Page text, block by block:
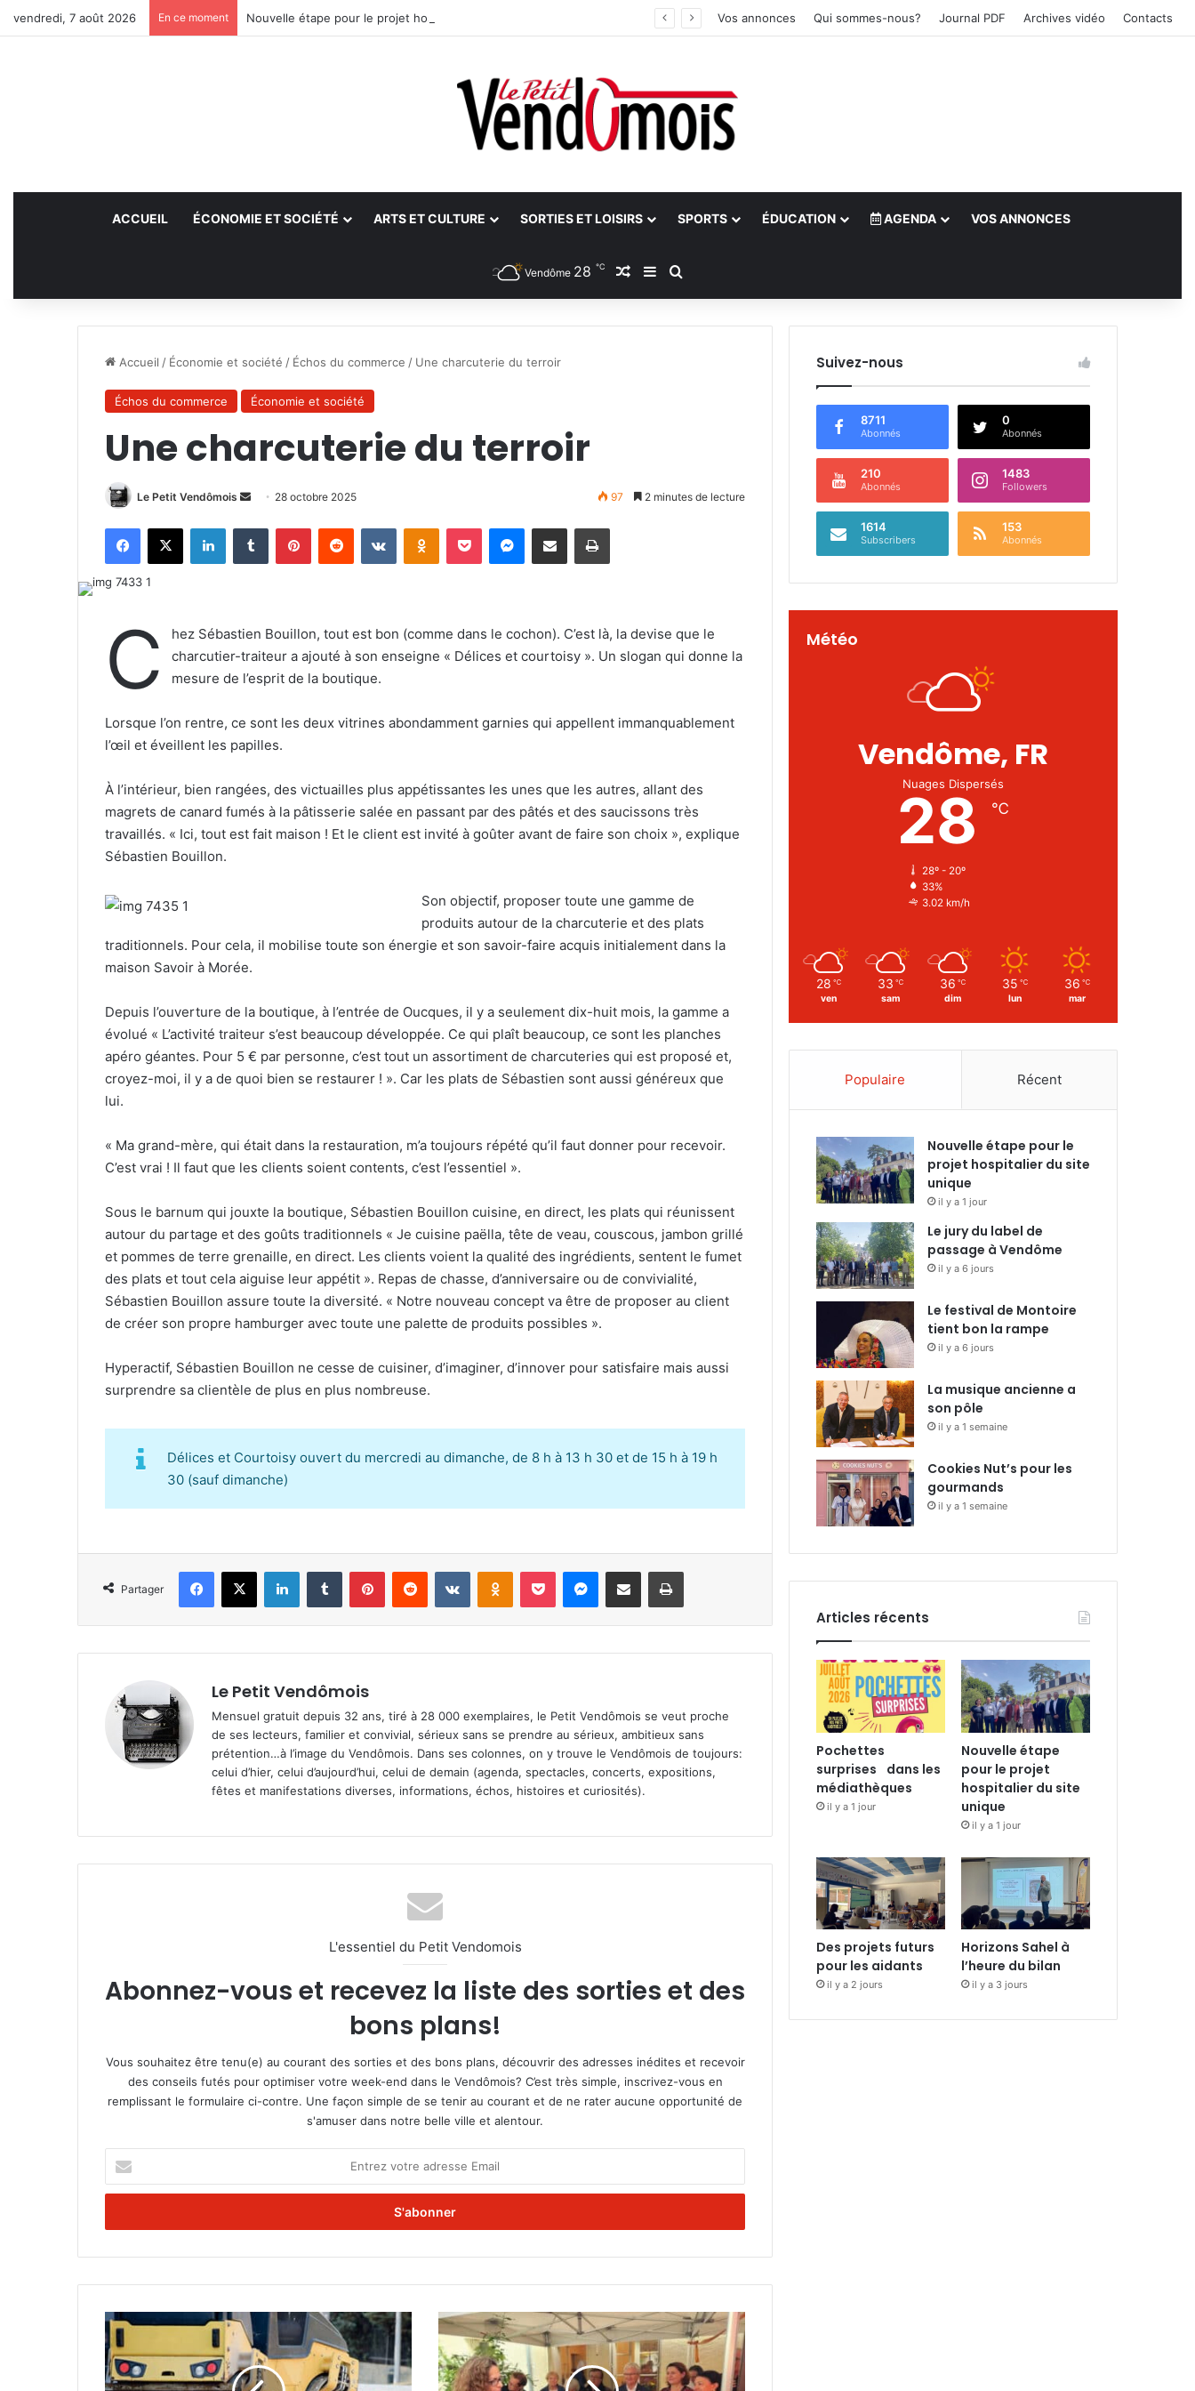
vendredi, 7 août 2026 En ce moment Nouvelle étape pour le projet hospitalier du site unique Vos annonces Qui sommes-nous? Journal PDF Archives vidéo Contacts
ACCUEIL ÉCONOMIE ET SOCIÉTÉ ARTS ET CULTURE SORTIES ET LOISIRS SPORTS ÉDUCATION AGENDA VOS ANNONCES
Vendôme 28 ℃ Article Aléatoire
Sidebar (barre latérale)
Accueil / Économie et société / Échos du commerce / Une charcuterie du terroir
Échos du commerce Économie et société
Une charcuterie du terroir
Le Petit Vendômois
v
o
u
r
i
e
28 octobre 2025 97 2 minutes de lecture
C
hez Sébastien Bouillon, tout est bon (comme dans le cochon). C’est là, la devise que le
charcutier-traiteur a ajouté à son enseigne « Délices et courtoisy ». Un slogan qui donne la
mesure de l’esprit de la boutique.
Lorsque l’on rentre, ce sont les deux vitrines abondamment garnies qui appellent immanquablement
l’œil et éveillent les papilles.
À l’intérieur, bien rangées, des victuailles plus appétissantes les unes que les autres, allant des
magrets de canard fumés à la pâtisserie salée en passant par des pâtés et des saucissons très
travaillés. « Ici, tout est fait maison ! Et le client est invité à goûter avant de faire son choix », explique
Sébastien Bouillon.
Son objectif, proposer toute une gamme de
produits autour de la charcuterie et des plats
traditionnels. Pour cela, il mobilise toute son énergie et son savoir-faire acquis initialement dans la
maison Savoir à Morée.
Depuis l’ouverture de la boutique, à l’entrée de Oucques, il y a seulement dix-huit mois, la gamme a
évolué « L’activité traiteur s’est beaucoup développée. Ce qui plaît beaucoup, ce sont les planches
apéro géantes. Pour 5 € par personne, c’est tout un assortiment de charcuteries qui est proposé et,
croyez-moi, il y a de quoi bien se restaurer ! ». Car les plats de Sébastien sont aussi généreux que
lui.
« Ma grand-mère, qui était dans la restauration, m’a toujours répété qu’il faut donner pour recevoir.
C’est vrai ! Il faut que les clients soient contents, c’est l’essentiel ».
Sous le barnum qui jouxte la boutique, Sébastien Bouillon cuisine, en direct, les plats qui réunissent
autour du partage et des goûts traditionnels « Je cuisine paëlla, tête de veau, couscous, jambon grillé
et pommes de terre grenaille, en direct. Les clients voient la qualité des ingrédients, sentent le fumet
des plats et tout cela aiguise leur appétit ». Repas de chasse, d’anniversaire ou de convivialité,
Sébastien Bouillon assure toute la diversité. « Notre nouveau concept va être de proposer au client
de créer son propre hamburger avec toute une palette de produits possibles ».
Hyperactif, Sébastien Bouillon ne cesse de cuisiner, d’imaginer, d’innover pour satisfaire mais aussi
surprendre sa clientèle de plus en plus nombreuse.
Délices et Courtoisy ouvert du mercredi au dimanche, de 8 h à 13 h 30 et de 15 h à 19 h
30 (sauf dimanche)
Partager
Le Petit Vendômois
Mensuel gratuit depuis 32 ans, tiré à 28 000 exemplaires, le Petit Vendômois se veut proche
de ses lecteurs, familier et convivial, sérieux sans se prendre au sérieux, ambitieux sans
prétention…à l’image du Vendômois. Dans ses colonnes, on y trouve le Vendômois de toujours:
celui d’hier, celui d’aujourd’hui, celui de demain (agenda, spectacles, concerts, expositions,
fêtes et manifestations diverses, informations, échos, histoires et curiosités).
L'essentiel du Petit Vendomois
Abonnez-vous et recevez la liste des sorties et des
bons plans!
Vous souhaitez être tenu(e) au courant des sorties et des bons plans, découvrir des adresses inédites et recevoir
des conseils futés pour optimiser votre week-end dans le Vendômois? C’est très simple, inscrivez-vous en
remplissant le formulaire ci-contre. Une façon simple de se tenir au courant et de ne rater aucune opportunité de
s'amuser dans notre belle ville et alentour.
t
e
o
r
e
a
d
U
n
e
n
E
p
i
c
Suivez-nous
8711
Abonnés
0
Abonnés
210
Abonnés
1483
Followers
1614
Subscribers
153
Abonnés
Météo
Vendôme, FR
Nuages Dispersés
28 ℃
28º - 20º
33%
3.02 km/h
28 ℃
ven
33 ℃
sam
36 ℃
dim
35 ℃
lun
36 ℃
mar
Populaire Récent
Nouvelle étape pour le
projet hospitalier du site
unique
il y a 1 jour
Le jury du label de
passage à Vendôme
il y a 6 jours
Le festival de Montoire
tient bon la rampe
il y a 6 jours
La musique ancienne a
son pôle
il y a 1 semaine
Cookies Nut’s pour les
gourmands
il y a 1 semaine
Articles récents
Pochettes
surprises dans les
médiathèques
il y a 1 jour
Nouvelle étape
pour le projet
hospitalier du site
unique
il y a 1 jour
Des projets futurs
pour les aidants
il y a 2 jours
Horizons Sahel à
l’heure du bilan
il y a 3 jours